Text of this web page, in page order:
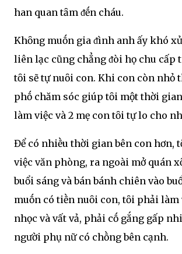
han quan tȃm ᵭḗn cháu.
Khȏng muṓn gia ᵭình anh ấy khó
liên lạc cũng chẳng ᵭòi họ chu cấp
tȏi sẽ tự nuȏi con. Khi con còn nhỏ
phṓ chăm sóc giúp tȏi một thời
làm việc và 2 mẹ con tȏi tự lo cho
Để có nhiḕu thời gian bên con hơn,
việc văn phòng, ra ngoài mở quán
buổi sáng và bán bánh chiên vào
muṓn có tiḕn nuȏi con, tȏi phải làm
nhọc và vất vả, phải cṓ gắng gấp
người phụ nữ có chṑng bên cạnh.